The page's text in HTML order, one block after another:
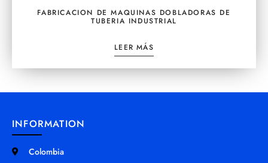
FABRICACION DE MAQUINAS DOBLADORAS DE
TUBERIA INDUSTRIAL
LEER MÁS
INFORMATION
Colombia